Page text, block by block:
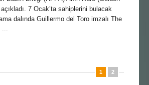
7 Ocak’ta sahiplerini bulacak
dalında Guillermo del Toro imzalı The
...
1 2